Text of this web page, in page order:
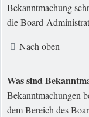
Bekanntmachung
die Board-
Nach oben
Was sind
Bekanntmachungen
dem Bereich des